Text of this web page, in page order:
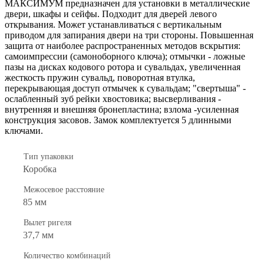
МАКСИМУМ предназначен для установки в металлические
двери, шкафы и сейфы. Подходит для дверей левого
открывания. Может устанавливаться с вертикальным
приводом для запирания двери на три стороны. Повышенная
защита от наиболее распространенных методов вскрытия:
самоимпрессии (самоноборного ключа); отмычки - ложные
пазы на дисках кодового ротора и сувальдах, увеличенная
жесткость пружин сувальд, поворотная втулка,
перекрывающая доступ отмычек к сувальдам; "свертыша" -
ослабленный зуб рейки хвостовика; высверливания -
внутренняя и внешняя бронепластина; взлома -усиленная
конструкция засовов. Замок комплектуется 5 длинными
ключами.
Тип упаковки
Коробка
Межосевое расстояние
85 мм
Вылет ригеля
37,7 мм
Количество комбинаций